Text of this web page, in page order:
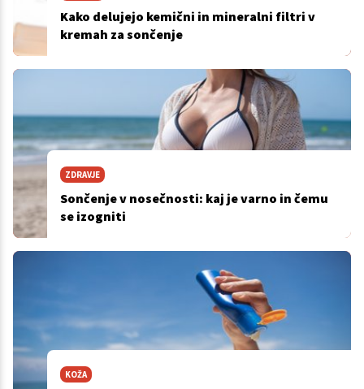
Kako delujejo kemični in mineralni filtri v
kremah za sončenje
ZDRAVJE
Sončenje v nosečnosti: kaj je varno in čemu
se izogniti
KOŽA